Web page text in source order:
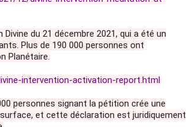
du 21 décembre 2021, qui a été un
Plus de 190 000 personnes ont
Planétaire.
intervention-activation-report.html
personnes signant la pétition crée une
et cette déclaration est juridiquement